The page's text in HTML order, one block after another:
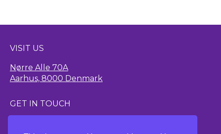
VISIT US
Nørre Alle 70A
Aarhus, 8000 Denmark
GET IN TOUCH